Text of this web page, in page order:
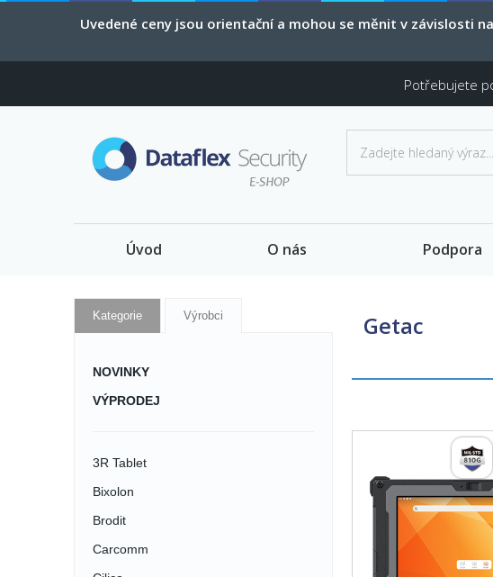
Uvedené ceny jsou orientační a mohou se měnit v závislosti
Potřebujete
Úvod O nás Podpora
Kategorie Výrobci
NOVINKY
VÝPRODEJ
3R Tablet
Bixolon
Brodit
Carcomm
Getac